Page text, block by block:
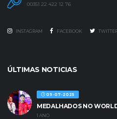
00351 22 422 12 76
INSTAGRAM FACEBOOK
ÚLTIMAS NOTICIAS
09-07-2025
MEDALHADOS NO
1 ANO